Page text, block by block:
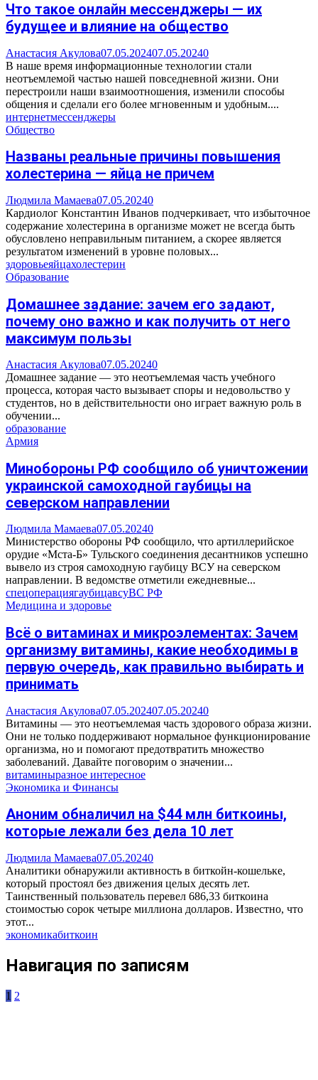
Что такое онлайн мессенджеры — их
будущее и влияние на общество
Анастасия Акулова07.05.202407.05.20240
В наше время информационные технологии стали
неотъемлемой частью нашей повседневной жизни. Они
перестроили наши взаимоотношения, изменили способы
общения и сделали его более мгновенным и удобным....
интернетмессенджеры
Общество
Названы реальные причины повышения
холестерина — яйца не причем
Людмила Мамаева07.05.20240
Кардиолог Константин Иванов подчеркивает, что избыточное
содержание холестерина в организме может не всегда быть
обусловлено неправильным питанием, а скорее является
результатом изменений в уровне половых...
здоровьеяйцахолестерин
Образование
Домашнее задание: зачем его задают,
почему оно важно и как получить от него
максимум пользы
Анастасия Акулова07.05.20240
Домашнее задание — это неотъемлемая часть учебного
процесса, которая часто вызывает споры и недовольство у
студентов, но в действительности оно играет важную роль в
обучении...
образование
Армия
Минобороны РФ сообщило об уничтожении
украинской самоходной гаубицы на
северском направлении
Людмила Мамаева07.05.20240
Министерство обороны РФ сообщило, что артиллерийское
орудие «Мста-Б» Тульского соединения десантников успешно
вывело из строя самоходную гаубицу ВСУ на северском
направлении. В ведомстве отметили ежедневные...
спецоперациягаубицавсуВС РФ
Медицина и здоровье
Всё о витаминах и микроэлементах: Зачем
организму витамины, какие необходимы в
первую очередь, как правильно выбирать и
принимать
Анастасия Акулова07.05.202407.05.20240
Витамины — это неотъемлемая часть здорового образа жизни.
Они не только поддерживают нормальное функционирование
организма, но и помогают предотвратить множество
заболеваний. Давайте поговорим о значении...
витаминыразное интересное
Экономика и Финансы
Аноним обналичил на $44 млн биткоины,
которые лежали без дела 10 лет
Людмила Мамаева07.05.20240
Аналитики обнаружили активность в биткойн-кошельке,
который простоял без движения целых десять лет.
Таинственный пользователь перевел 686,33 биткоина
стоимостью сорок четыре миллиона долларов. Известно, что
этот...
экономикабиткоин
Навигация по записям
1 2